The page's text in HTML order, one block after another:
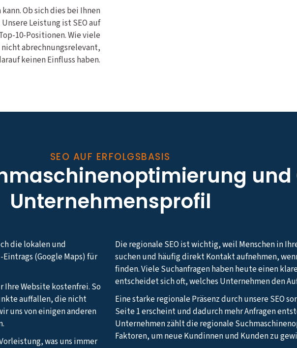
Ob sich dies bei Ihnen
Leistung ist SEO auf
10-Positionen. Wie viele
nicht abrechnungsrelevant,
keinen Einfluss haben.
SEO AUF ERFOLGSBASIS
und
Unternehmensprofil
die lokalen und
(Google Maps) für
Ihre Website kostenfrei. So
auffallen, die nicht
uns von einigen anderen
was uns immer
Die regionale SEO ist wichtig, weil Menschen in
suchen und häufig direkt Kontakt aufnehmen,
finden. Viele Suchanfragen haben heute einen
entscheidet sich oft, welches Unternehmen den
Eine starke regionale Präsenz durch unsere SEO
Seite 1 erscheint und dadurch mehr Anfragen
Unternehmen zählt die regionale
Faktoren, um neue Kundinnen und Kunden zu